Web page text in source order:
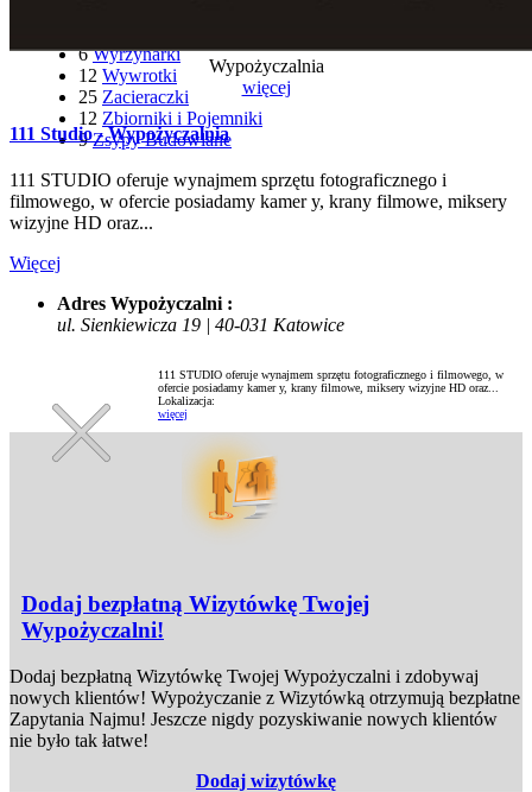
6 Wyrzynarki
12 Wywrotki
25 Zacieraczki
12 Zbiorniki i Pojemniki
9 Zsypy Budowlane
Wypożyczalnia
więcej
111 Studio - Wypożyczalnia
111 STUDIO oferuje wynajmem sprzętu fotograficznego i
filmowego, w ofercie posiadamy kamer y, krany filmowe, miksery
wizyjne HD oraz...
Więcej
Adres Wypożyczalni :
ul. Sienkiewicza 19 | 40-031 Katowice
111 STUDIO oferuje wynajmem sprzętu fotograficznego i filmowego, w
ofercie posiadamy kamer y, krany filmowe, miksery wizyjne HD oraz...
Lokalizacja:
więcej
Dodaj bezpłatną Wizytówkę Twojej
Wypożyczalni!
Dodaj bezpłatną Wizytówkę Twojej Wypożyczalni i zdobywaj
nowych klientów! Wypożyczanie z Wizytówką otrzymują bezpłatne
Zapytania Najmu! Jeszcze nigdy pozyskiwanie nowych klientów
nie było tak łatwe!
Dodaj wizytówkę